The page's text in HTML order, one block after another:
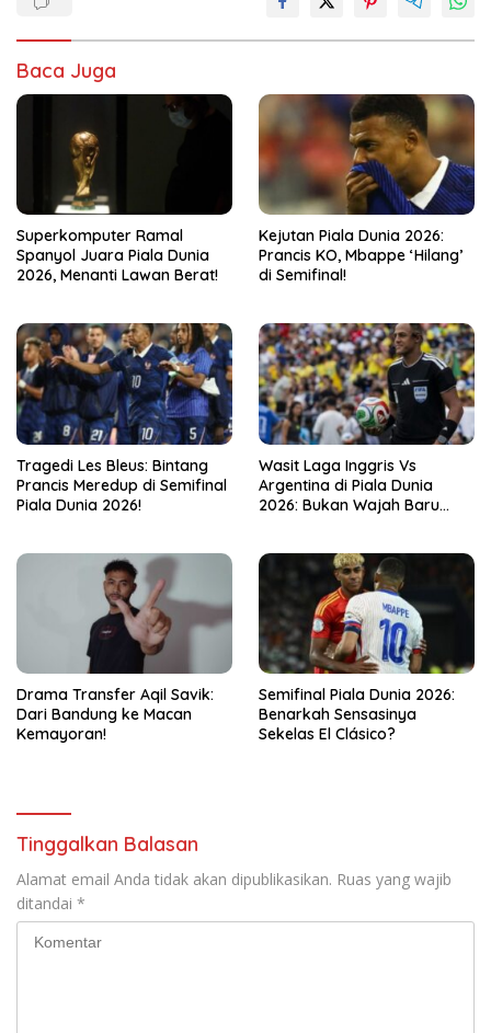
Baca Juga
Superkomputer Ramal
Spanyol Juara Piala Dunia
2026, Menanti Lawan Berat!
Kejutan Piala Dunia 2026:
Prancis KO, Mbappe ‘Hilang’
di Semifinal!
Tragedi Les Bleus: Bintang
Prancis Meredup di Semifinal
Piala Dunia 2026!
Wasit Laga Inggris Vs
Argentina di Piala Dunia
2026: Bukan Wajah Baru
Drama Transfer Aqil Savik:
Dari Bandung ke Macan
Kemayoran!
Semifinal Piala Dunia 2026:
Benarkah Sensasinya
Sekelas El Clásico?
Tinggalkan Balasan
Alamat email Anda tidak akan dipublikasikan. Ruas yang wajib
ditandai *